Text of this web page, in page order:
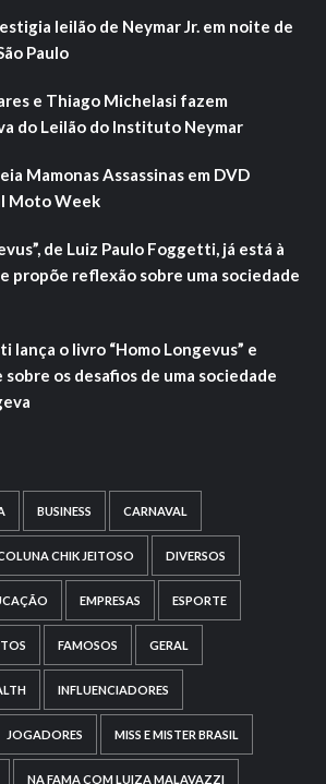
leilão de Neymar Jr. em noite de
Paulo
e Thiago Michelasi fazem
do Leilão do Instituto Neymar
Mamonas Assassinas em DVD
Moto Week
de Luiz Paulo Foggetti, já está à
propõe reflexão sobre uma sociedade
lança o livro “Homo Longevus” e
os desafios de uma sociedade
BUSINESS CARNAVAL
CHIK JEITOSO DIVERSOS
EMPRESAS ESPORTE
FAMOSOS GERAL
INFLUENCIADORES
JOGADORES MISS E MISTER BRASIL
NA FAMA COM LUIZA MALAVAZZI